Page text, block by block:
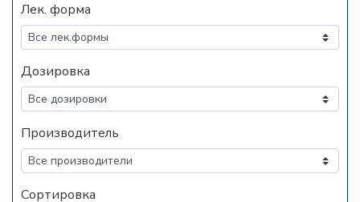
Лек. форма
Дозировка
Производитель
Сортировка